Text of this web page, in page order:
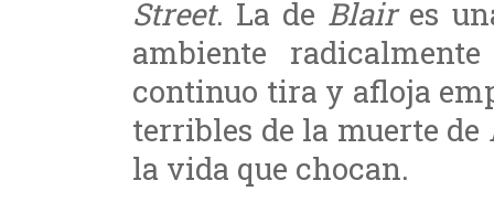
Street. La de Blaires
ambiente
continuo tira y afloja
terribles de la muerte de
la vida que chocan.